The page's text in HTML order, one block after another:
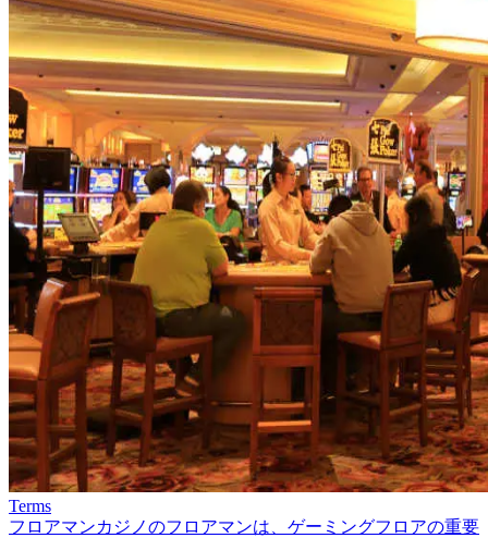
Terms
フロアマンカジノのフロアマンは、ゲーミングフロアの重要